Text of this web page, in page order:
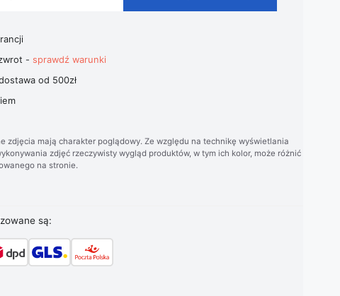
-sprawdź warunki
od 500zł
zdjęcia mają charakter poglądowy. Ze względu na technikę wyświetlania
zdjęć rzeczywisty wygląd produktów, w tym ich kolor, może różnić
na stronie.
są: